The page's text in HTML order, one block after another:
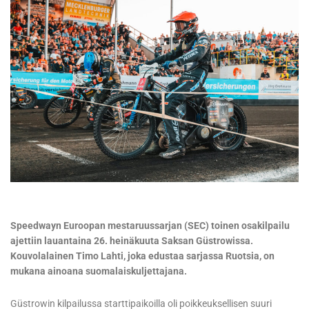
Speedwayn Euroopan mestaruussarjan (SEC) toinen osakilpailu
ajettiin lauantaina 26. heinäkuuta Saksan Güstrowissa.
Kouvolalainen Timo Lahti, joka edustaa sarjassa Ruotsia, on
mukana ainoana suomalaiskuljettajana.
Güstrowin kilpailussa starttipaikoilla oli poikkeuksellisen suuri